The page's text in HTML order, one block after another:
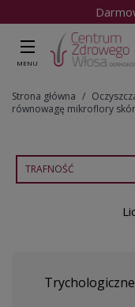
MENU
Strona główna
równowagę mikroflory
TRAFNOŚĆ